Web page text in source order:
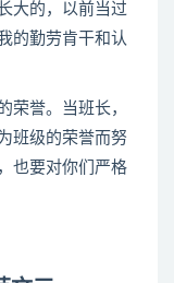
的，以前当过
的勤劳肯干和认
誉。当班长，
班级的荣誉而努
也要对你们严格